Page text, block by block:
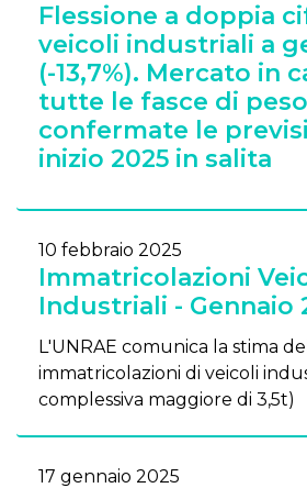
Flessione a doppia
veicoli industriali a
(-13,7%). Mercato in
tutte le fasce di
confermate le
inizio 2025 in salita
10 febbraio 2025
Immatricolazioni
Industriali - Gennaio
L'UNRAE comunica la stima
immatricolazioni di veicoli
complessiva maggiore di 3,5t)
17 gennaio 2025